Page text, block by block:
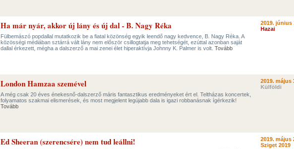
Ha már nyár, akkor új lány és új dal - B. Nagy Réka
Fülbemászó popdallal mutatkozik be a fiatal közönség egyik leendő nagy kedvence, B. Nagy Réka. A
közösségi médiában sztárrá vált lány nem először csillogtatja meg tehetségét, ezúttal azonban saját
dallal érkezett, mégha a dalszerző a mai zenei élet hiperaktívja Johnny K. Palmer is volt. Tovább
2019. június
Hazai
London Hamzaa szemével
A még csak 20 éves énekesnő-dalszerző máris fantasztikus eredményeket ért el. Teltházas koncertek,
folyamatos szakmai elismerések, és most megjelent legújabb dala is igazi robbanásnak ígérkezik!
Tovább
2019. május
Külföldi
Ed Sheeran (szerencsére) nem tud leállni!
2019. május
Sziget 2019